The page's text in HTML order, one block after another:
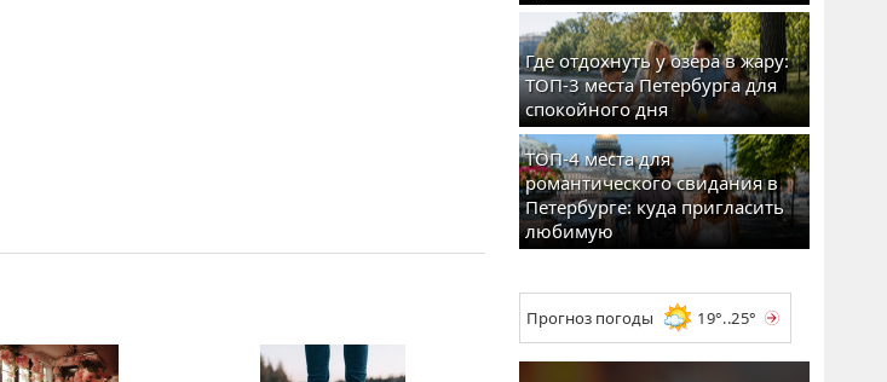
Где отдохнуть у озера в жару:
ТОП-3 места Петербурга для
спокойного дня
ТОП-4 места для
романтического свидания в
Петербурге: куда пригласить
любимую
Прогноз погоды 19°..25°